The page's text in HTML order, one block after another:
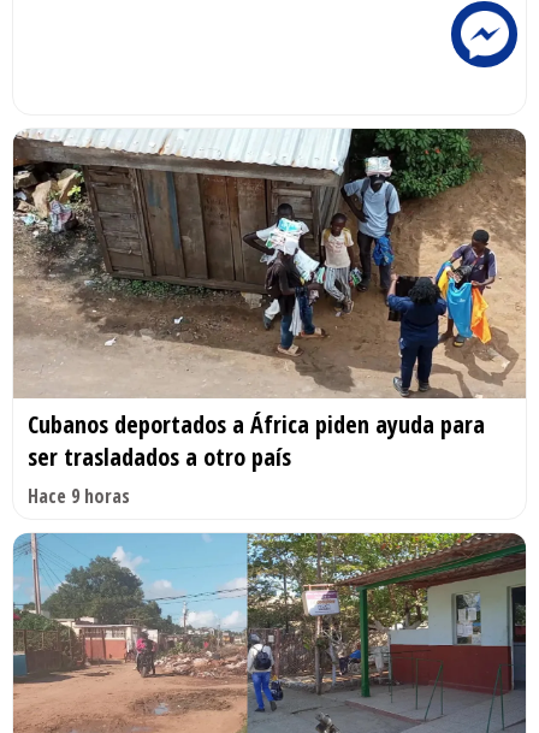
Cubanos deportados a África piden ayuda para
ser trasladados a otro país
Hace 9 horas